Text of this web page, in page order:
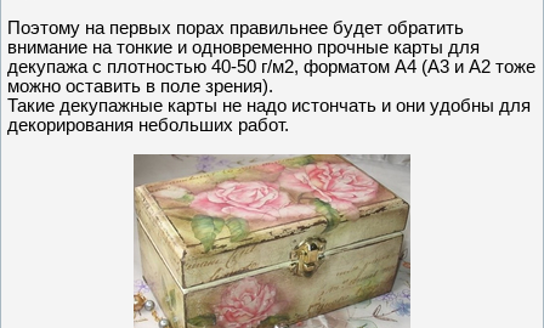
Поэтому на первых порах правильнее будет обратить
внимание на тонкие и одновременно прочные карты для
декупажа с плотностью 40-50 г/м2, форматом А4 (А3 и А2 тоже
можно оставить в поле зрения).
Такие декупажные карты не надо истончать и они удобны для
декорирования небольших работ.